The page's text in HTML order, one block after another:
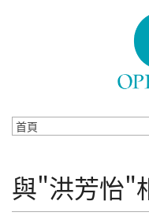
與"洪芳怡"